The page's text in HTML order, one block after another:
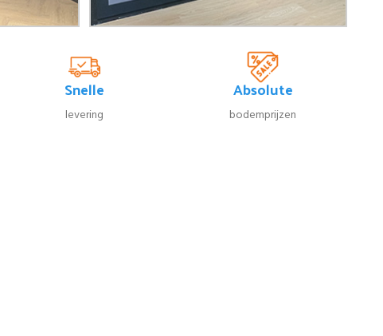
Snelle
levering
Absolute
bodemprijzen